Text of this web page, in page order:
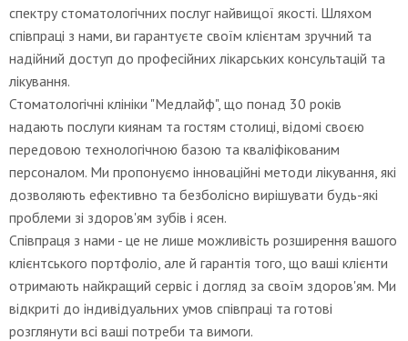
спектру стоматологічних послуг найвищої якості. Шляхом
співпраці з нами, ви гарантуєте своїм клієнтам зручний та
надійний доступ до професійних лікарських консультацій та
лікування.
Стоматологічні клініки "Медлайф", що понад 30 років
надають послуги киянам та гостям столиці, відомі своєю
передовою технологічною базою та кваліфікованим
персоналом. Ми пропонуємо інноваційні методи лікування, які
дозволяють ефективно та безболісно вирішувати будь-які
проблеми зі здоров'ям зубів і ясен.
Співпраця з нами - це не лише можливість розширення вашого
клієнтського портфоліо, але й гарантія того, що ваші клієнти
отримають найкращий сервіс і догляд за своїм здоров'ям. Ми
відкриті до індивідуальних умов співпраці та готові
розглянути всі ваші потреби та вимоги.